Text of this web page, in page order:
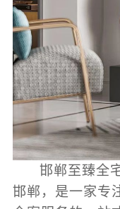
邯郸至臻全
邯郸，是一家专